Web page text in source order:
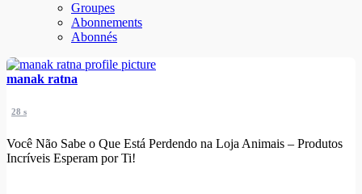
Groupes
Abonnements
Abonnés
manak ratna
28 s
Você Não Sabe o Que Está Perdendo na Loja Animais – Produtos
Incríveis Esperam por Ti!